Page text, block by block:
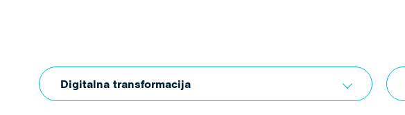
Digitalna transformacija